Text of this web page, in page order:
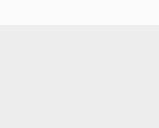
tecnologia em primeira